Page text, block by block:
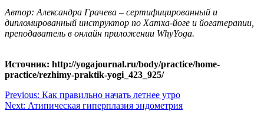
Автор: Александра Грачева – сертифицированный и
дипломированный инструктор по Хатха-йоге и йогатерапии,
преподаватель в онлайн приложении WhyYoga.
Источник: http://yogajournal.ru/body/practice/home-
practice/rezhimy-praktik-yogi_423_925/
Навигация
Previous: Как правильно начать летнее утро
Next: Атипическая гиперплазия эндометрия